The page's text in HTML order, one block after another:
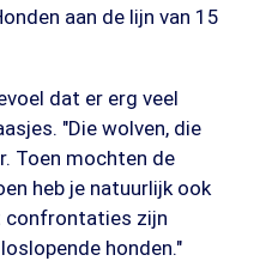
aan de lijn van 15
dat er erg veel
"Die wolven, die
Toen mochten de
heb je natuurlijk ook
confrontaties zijn
honden."